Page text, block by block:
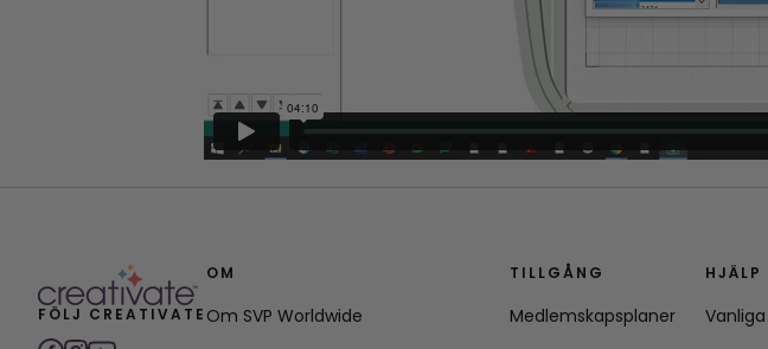
FÖLJ CREATIVATE
OM
Om SVP Worldwide
TILLGÅNG
Medlemskapsplaner
HJÄLP